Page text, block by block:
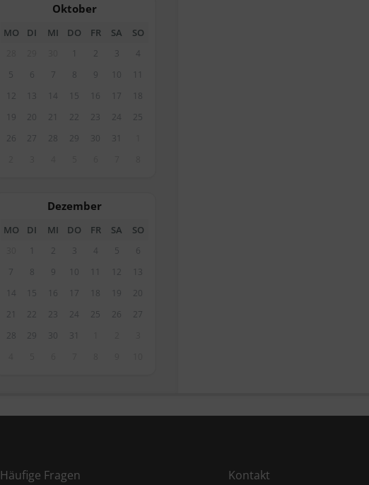
Oktober
MO DI MI DO FR SA SO
1 2 3
4
5
6 7 8 9 10
11
12
13 14 15 16 17
18
19
20 21 22 23 24
25
26
27 28 29 30 31
Dezember
MO DI MI DO FR SA SO
1 2 3 4 5
6
7
8 9 10 11 12
13
14
15 16 17 18 19
20
21
22 23 24 25 26
27
28
29 30 31
Häufige Fragen Kontakt